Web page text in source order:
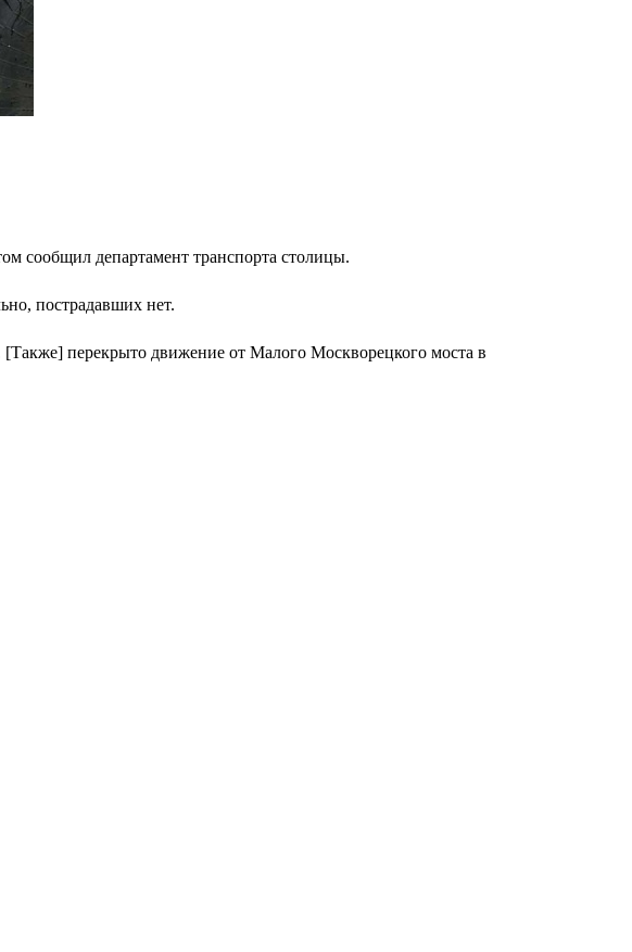
сообщил департамент транспорта столицы.
пострадавших нет.
перекрыто движение от Малого Москворецкого моста в